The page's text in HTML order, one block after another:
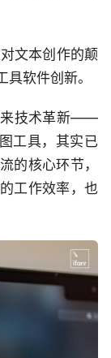
文本创作的颠
软件创新。
来技术革新——
工具，其实已
的核心环节，
工作效率，也